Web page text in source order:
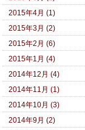
2015年4月 (1)
2015年3月 (2)
2015年2月 (6)
2015年1月 (4)
2014年12月 (4)
2014年11月 (1)
2014年10月 (3)
2014年9月 (2)